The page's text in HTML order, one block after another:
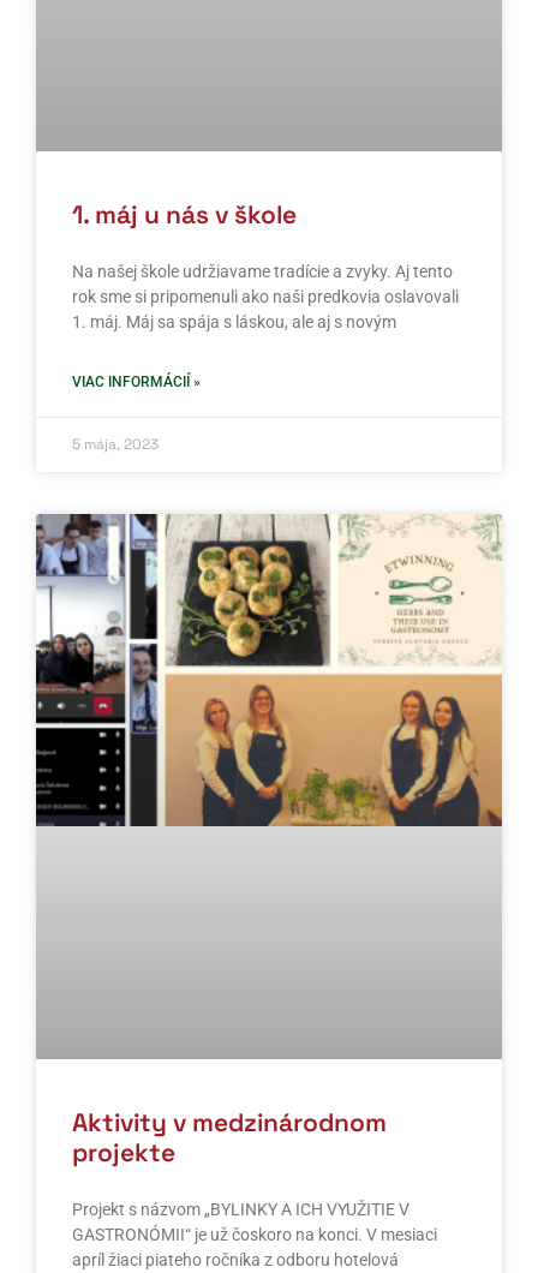
1. máj u nás v škole
Na našej škole udržiavame tradície a zvyky. Aj tento
rok sme si pripomenuli ako naši predkovia oslavovali
1. máj. Máj sa spája s láskou, ale aj s novým
VIAC INFORMÁCIÍ »
5 mája, 2023
Aktivity v medzinárodnom
projekte
Projekt s názvom „BYLINKY A ICH VYUŽITIE V
GASTRONÓMII“ je už čoskoro na konci. V mesiaci
apríl žiaci piateho ročníka z odboru hotelová